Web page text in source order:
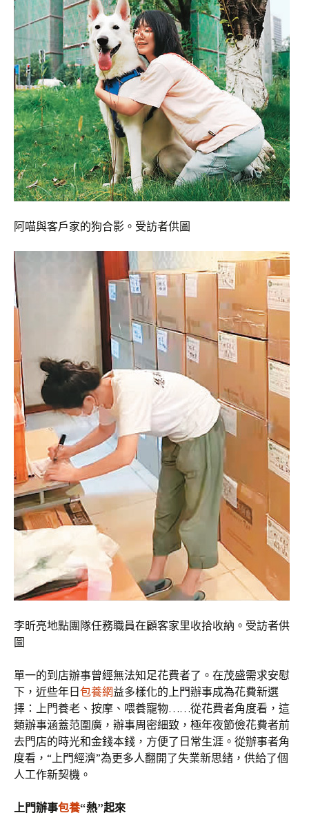
阿喵與客戶家的狗合影。受訪者供圖
李昕亮地點團隊任務職員在顧客家里收拾收納。受訪者供
圖
單一的到店辦事曾經無法知足花費者了。在茂盛需求安慰
下，近些年日 包養網益多樣化的上門辦事成為花費新選
擇：上門養老、按摩、喂養寵物……從花費者角度看，這
類辦事涵蓋范圍廣，辦事周密細致，極年夜節儉花費者前
去門店的時光和金錢本錢，方便了日常生涯。從辦事者角
度看，“上門經濟”為更多人翻開了失業新思緒，供給了個
人工作新契機。
上門辦事包養“熱”起來